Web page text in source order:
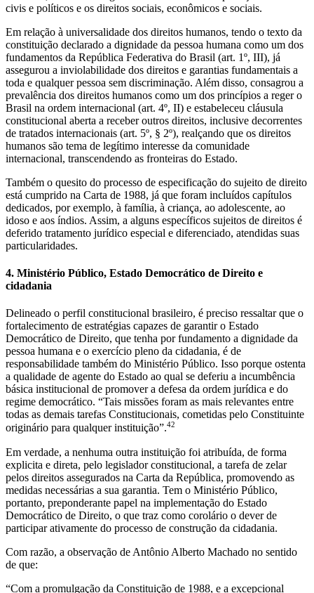
civis e políticos e os direitos sociais, econômicos e sociais.
Em relação à universalidade dos direitos humanos, tendo o texto da
constituição declarado a dignidade da pessoa humana como um dos
fundamentos da República Federativa do Brasil (art. 1º, III), já
assegurou a inviolabilidade dos direitos e garantias fundamentais a
toda e qualquer pessoa sem discriminação. Além disso, consagrou a
prevalência dos direitos humanos como um dos princípios a reger o
Brasil na ordem internacional (art. 4º, II) e estabeleceu cláusula
constitucional aberta a receber outros direitos, inclusive decorrentes
de tratados internacionais (art. 5º, § 2º), realçando que os direitos
humanos são tema de legítimo interesse da comunidade
internacional, transcendendo as fronteiras do Estado.
Também o quesito do processo de especificação do sujeito de direito
está cumprido na Carta de 1988, já que foram incluídos capítulos
dedicados, por exemplo, à família, à criança, ao adolescente, ao
idoso e aos índios. Assim, a alguns específicos sujeitos de direitos é
deferido tratamento jurídico especial e diferenciado, atendidas suas
particularidades.
4. Ministério Público, Estado Democrático de Direito e
cidadania
Delineado o perfil constitucional brasileiro, é preciso ressaltar que o
fortalecimento de estratégias capazes de garantir o Estado
Democrático de Direito, que tenha por fundamento a dignidade da
pessoa humana e o exercício pleno da cidadania, é de
responsabilidade também do Ministério Público. Isso porque ostenta
a qualidade de agente do Estado ao qual se deferiu a incumbência
básica institucional de promover a defesa da ordem jurídica e do
regime democrático. “Tais missões foram as mais relevantes entre
todas as demais tarefas Constitucionais, cometidas pelo Constituinte
originário para qualquer instituição”.42
Em verdade, a nenhuma outra instituição foi atribuída, de forma
explicita e direta, pelo legislador constitucional, a tarefa de zelar
pelos direitos assegurados na Carta da República, promovendo as
medidas necessárias a sua garantia. Tem o Ministério Público,
portanto, preponderante papel na implementação do Estado
Democrático de Direito, o que traz como corolário o dever de
participar ativamente do processo de construção da cidadania.
Com razão, a observação de Antônio Alberto Machado no sentido
de que:
“Com a promulgação da Constituição de 1988, e a excepcional